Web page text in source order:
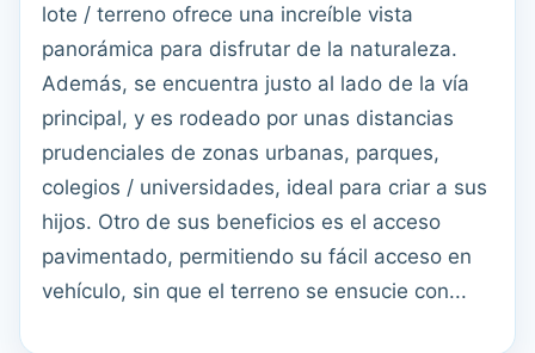
lote / terreno ofrece una increíble vista
panorámica para disfrutar de la naturaleza.
Además, se encuentra justo al lado de la vía
principal, y es rodeado por unas distancias
prudenciales de zonas urbanas, parques,
colegios / universidades, ideal para criar a sus
hijos. Otro de sus beneficios es el acceso
pavimentado, permitiendo su fácil acceso en
vehículo, sin que el terreno se ensucie con...